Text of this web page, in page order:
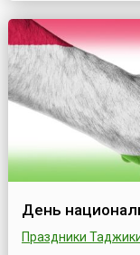
в которых за...
День
Праздники